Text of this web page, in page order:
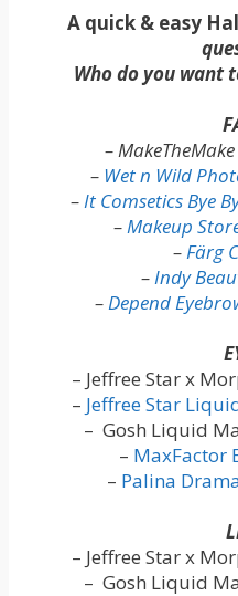
A quick & easy
Who do you want
–
–Wet n Wild
– It Comsetics Bye
–Makeup
– Färg
– Indy
– Depend
– Jeffree Star x
– Jeffree Star
– Gosh Liquid
– MaxFactor
– Palina
– Jeffree Star x
– Gosh Liquid